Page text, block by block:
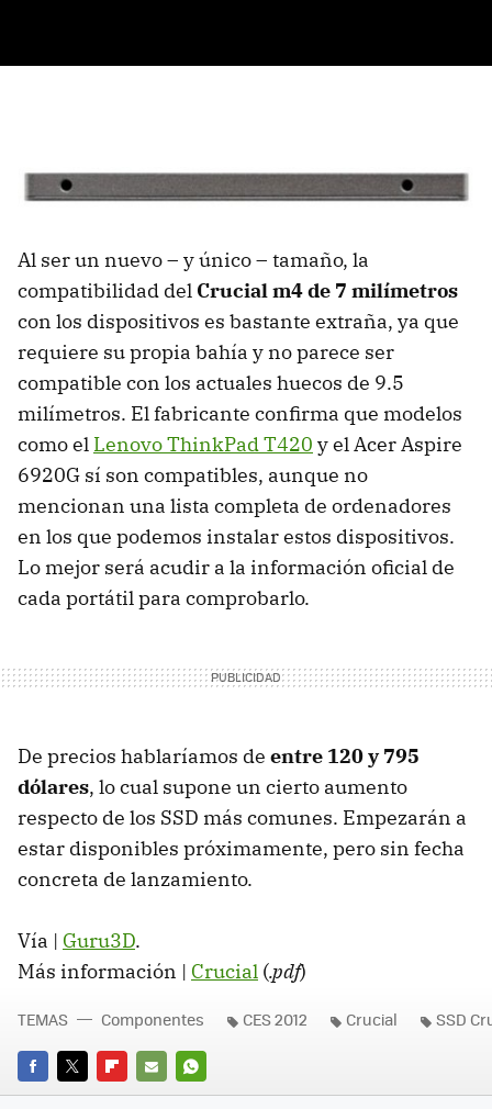
Al ser un nuevo – y único – tamaño, la
compatibilidad del Crucial m4 de 7 milímetros
con los dispositivos es bastante extraña, ya que
requiere su propia bahía y no parece ser
compatible con los actuales huecos de 9.5
milímetros. El fabricante confirma que modelos
como el Lenovo ThinkPad T420 y el Acer Aspire
6920G sí son compatibles, aunque no
mencionan una lista completa de ordenadores
en los que podemos instalar estos dispositivos.
Lo mejor será acudir a la información oficial de
cada portátil para comprobarlo.
De precios hablaríamos de entre 120 y 795
dólares, lo cual supone un cierto aumento
respecto de los SSD más comunes. Empezarán a
estar disponibles próximamente, pero sin fecha
concreta de lanzamiento.
Vía | Guru3D.
Más información | Crucial (.pdf)
FACEBOOK
TWITTERFLIPBOARD
E-
WHATSAPP
TEMAS Componentes CES 2012 Crucial SSD